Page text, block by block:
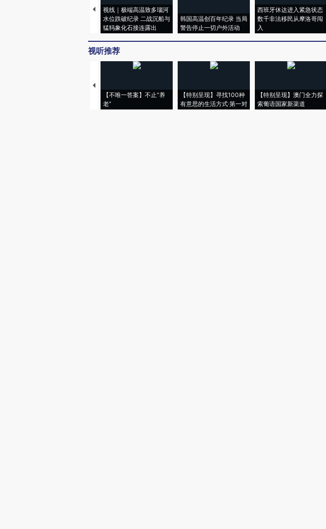
视线｜极端高温致多瑙河
水位跌破纪录 二战沉船与
猛犸象化石接连露出
韩国高温创百年纪录 当局
警告停止一切户外活动
西班牙休达进入紧急状态
数千非法移民从摩洛哥闯
入
视听推荐
【不唯一答案】不止“养
老”
【特别呈现】寻找100种
有意思的生活方式·第一对
【特别呈现】澳门全力探
索葡语国家新渠道